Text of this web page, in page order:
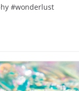
#wonderlust